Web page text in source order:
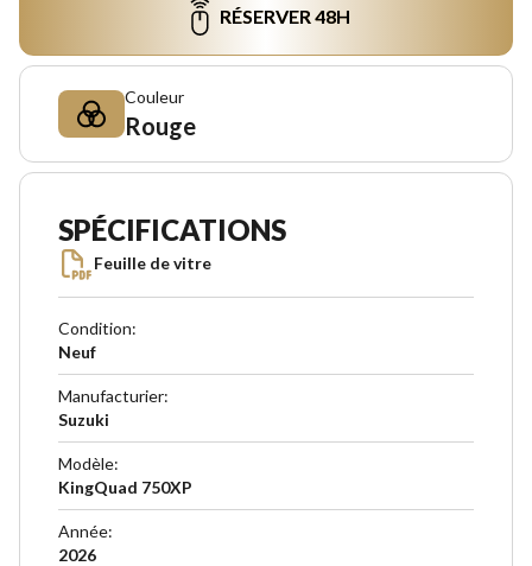
RÉSERVER 48H
Couleur
Rouge
SPÉCIFICATIONS
Feuille de vitre
Condition:
Neuf
Manufacturier:
Suzuki
Modèle:
KingQuad 750XP
Année:
2026